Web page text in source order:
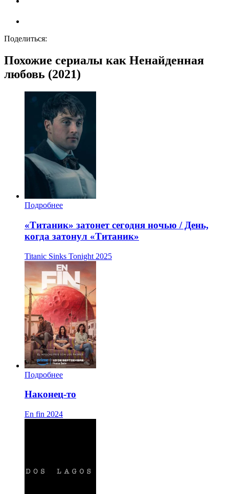
Поделиться:
Похожие сериалы как Ненайденная
любовь (2021)
Подробнее
«Титаник» затонет сегодня ночью / День,
когда затонул «Титаник»
Titanic Sinks Tonight 2025
Подробнее
Наконец-то
En fin 2024